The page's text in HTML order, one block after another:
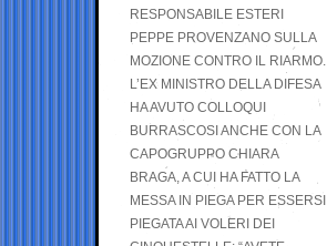
RESPONSABILE ESTERI
PEPPE PROVENZANO SULLA
MOZIONE CONTRO IL RIARMO.
L’EX MINISTRO DELLA DIFESA
HA AVUTO COLLOQUI
BURRASCOSI ANCHE CON LA
CAPOGRUPPO CHIARA
BRAGA, A CUI HA FATTO LA
MESSA IN PIEGA PER ESSERSI
PIEGATA AI VOLERI DEI